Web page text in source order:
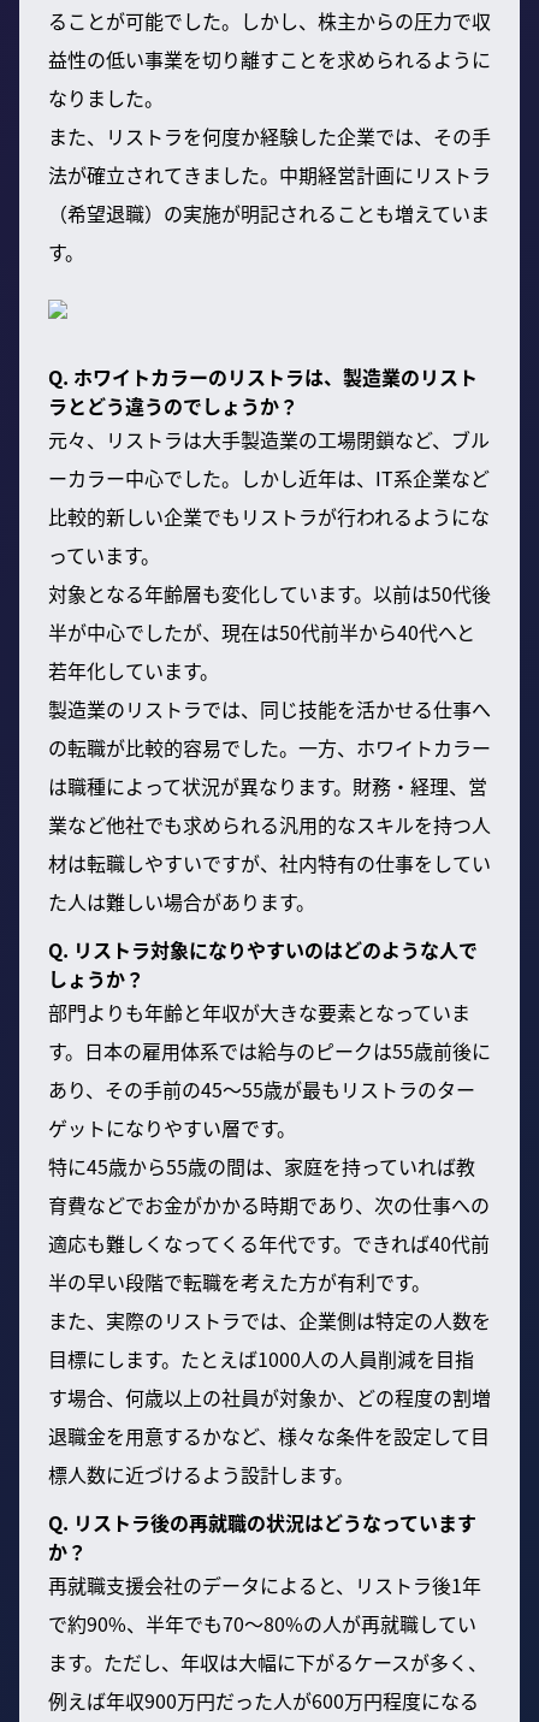
ることが可能でした。しかし、株主からの圧力で収
益性の低い事業を切り離すことを求められるように
なりました。
また、リストラを何度か経験した企業では、その手
法が確立されてきました。中期経営計画にリストラ
（希望退職）の実施が明記されることも増えていま
す。
Q. ホワイトカラーのリストラは、製造業のリスト
ラとどう違うのでしょうか？
元々、リストラは大手製造業の工場閉鎖など、ブル
ーカラー中心でした。しかし近年は、IT系企業など
比較的新しい企業でもリストラが行われるようにな
っています。
対象となる年齢層も変化しています。以前は50代後
半が中心でしたが、現在は50代前半から40代へと
若年化しています。
製造業のリストラでは、同じ技能を活かせる仕事へ
の転職が比較的容易でした。一方、ホワイトカラー
は職種によって状況が異なります。財務・経理、営
業など他社でも求められる汎用的なスキルを持つ人
材は転職しやすいですが、社内特有の仕事をしてい
た人は難しい場合があります。
Q. リストラ対象になりやすいのはどのような人で
しょうか？
部門よりも年齢と年収が大きな要素となっていま
す。日本の雇用体系では給与のピークは55歳前後に
あり、その手前の45～55歳が最もリストラのター
ゲットになりやすい層です。
特に45歳から55歳の間は、家庭を持っていれば教
育費などでお金がかかる時期であり、次の仕事への
適応も難しくなってくる年代です。できれば40代前
半の早い段階で転職を考えた方が有利です。
また、実際のリストラでは、企業側は特定の人数を
目標にします。たとえば1000人の人員削減を目指
す場合、何歳以上の社員が対象か、どの程度の割増
退職金を用意するかなど、様々な条件を設定して目
標人数に近づけるよう設計します。
Q. リストラ後の再就職の状況はどうなっています
か？
再就職支援会社のデータによると、リストラ後1年
で約90%、半年でも70～80%の人が再就職してい
ます。ただし、年収は大幅に下がるケースが多く、
例えば年収900万円だった人が600万円程度になる